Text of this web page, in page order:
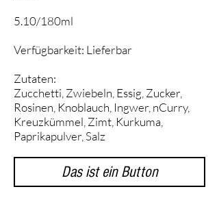
5.10/180ml
Verfügbarkeit: Lieferbar
Zutaten:
Zucchetti, Zwiebeln, Essig, Zucker,
Rosinen, Knoblauch, Ingwer, nCurry,
Kreuzkümmel, Zimt, Kurkuma,
Paprikapulver, Salz
Das ist ein Button